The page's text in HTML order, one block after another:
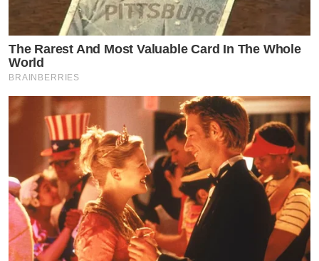
The Rarest And Most Valuable Card In The Whole
World
BRAINBERRIES